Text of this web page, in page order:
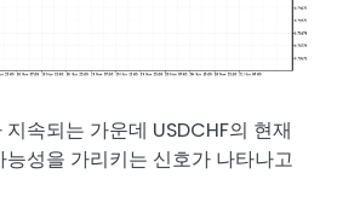
속되는 가운데 USDCHF의 현재
성을 가리키는 신호가 나타나고